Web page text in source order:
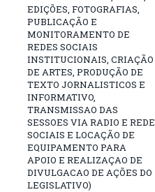
EDIÇÕES, FOTOGRAFIAS,
PUBLICAÇÃO E
MONITORAMENTO DE
REDES SOCIAIS
INSTITUCIONAIS, CRIAÇÃO
DE ARTES, PRODUÇÃO DE
TEXTO JORNALISTICOS E
INFORMATIVO,
TRANSMISSAO DAS
SESSOES VIA RADIO E REDE
SOCIAIS E LOCAÇÃO DE
EQUIPAMENTO PARA
APOIO E REALIZAÇAO DE
DIVULGACAO DE AÇÕES DO
LEGISLATIVO)